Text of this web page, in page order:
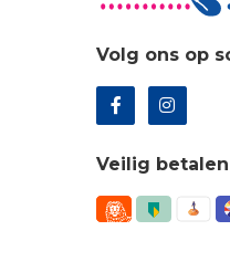
Volg ons op
Veilig